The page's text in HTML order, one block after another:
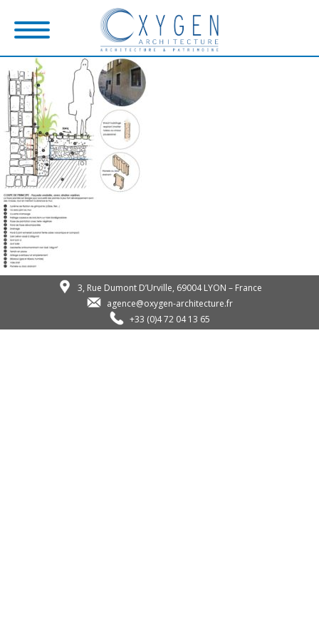
3, Rue Dumont D’Urville, 69004 LYON – France
agence@oxygen-architecture.fr
+33 (0)4 72 04 13 65